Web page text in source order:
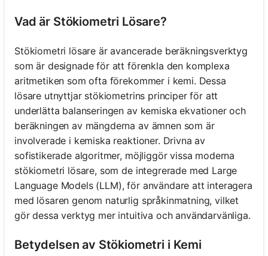
Vad är Stökiometri Lösare?
Stökiometri lösare är avancerade beräkningsverktyg
som är designade för att förenkla den komplexa
aritmetiken som ofta förekommer i kemi. Dessa
lösare utnyttjar stökiometrins principer för att
underlätta balanseringen av kemiska ekvationer och
beräkningen av mängderna av ämnen som är
involverade i kemiska reaktioner. Drivna av
sofistikerade algoritmer, möjliggör vissa moderna
stökiometri lösare, som de integrerade med Large
Language Models (LLM), för användare att interagera
med lösaren genom naturlig språkinmatning, vilket
gör dessa verktyg mer intuitiva och användarvänliga.
Betydelsen av Stökiometri i Kemi